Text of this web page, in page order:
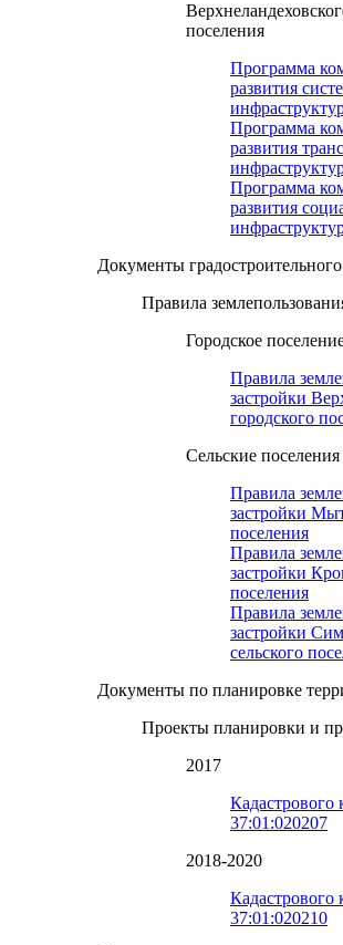
поселения
Программа
развития
Программа
развития
Программа
развития
Документы
Правила
Городское
Правила
застройки
городского
Сельские поселения
Правила
застройки
поселения
Правила
застройки
поселения
Правила
застройки
сельского
Документы по планировке
Проекты планировки и
2017
Кадастрового
37:01:020207
2018-2020
Кадастрового
37:01:020210